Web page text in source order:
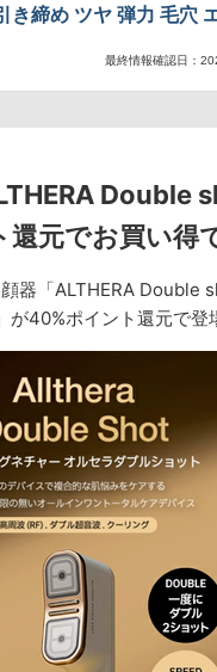
き締め ツヤ 弾力 毛穴
最終情報確認日：
Double
元でお買い得
器「ALTHERA Double
が40%ポイント還元で登